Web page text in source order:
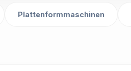
Plattenformmaschinen